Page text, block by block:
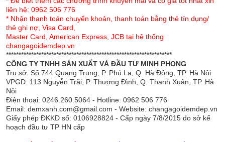
Cấu trúc massage sẽ đặc biệt thích hợp với những
người thường xuyên bị đau mỏi hoặc cần những trải
nghiệm độc đáo hơn về đệm bông ép.
Ngoài ra, hệ thống núm gai cũng có công dụng tuyệt
vời trong việc tạo đường rãnh lưu thông không khí.
Nhờ thế mà dù đệm không gây tích tụ hơi ẩm hay gây
bí nóng cho người sử dụng. Với đặc tính này mà mặt
mềm cũng hoàn toàn có thể sử dụng được trong cả
mùa hè mà không hề gây khó chịu cho người sử dụng.
Áo bọc đệm sang trọng, thông thoáng
Hỗ trợ 50% phívận chuyển miền Bắc cho đơn hàng trị giá từ
2.000.000 đồng trở lên
* Để biết thêm các chương trình khuyến mãi và có giá tốt nhất xin
liên hệ: 0962 506 776
* Nhận thanh toán chuyển khoản, thanh toán bằng thẻ tín dụng/
thẻ ghi nợ, Visa Card,
Master Card, American Express, JCB tại hệ thống
changagoidemdep.vn
******************************************************************
CÔNG TY TNHH SẢN XUẤT VÀ ĐẦU TƯ MINH PHONG
Trụ sở: Số 744 Quang Trung, P. Phú La, Q. Hà Đông, TP. Hà Nội
VPGD: 113 Nguyễn Trãi, P. Thượng Đình, Q. Thanh Xuân, TP. Hà
Nội
Điện thoại: 0246.260.5064 - Hotline: 0962 506 776
Email: demxanh.com@gmail.com - Website: changagoidemdep.vn
Giấy phép ĐKKD số: 0106928824 - Cấp ngày 7/8/2015 do sở kế